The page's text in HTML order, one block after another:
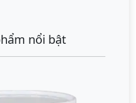
nổi bật